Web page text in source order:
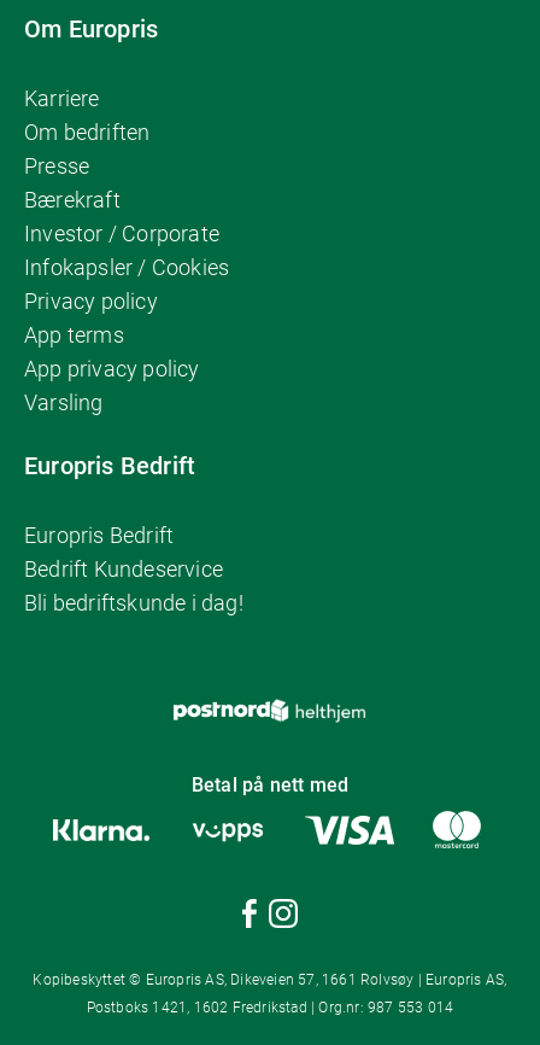
Om Europris
Karriere
Om bedriften
Presse
Bærekraft
Investor / Corporate
Infokapsler / Cookies
Privacy policy
App terms
App privacy policy
Varsling
Europris Bedrift
Europris Bedrift
Bedrift Kundeservice
Bli bedriftskunde i dag!
Betal på nett med
Kopibeskyttet © Europris AS, Dikeveien 57, 1661 Rolvsøy | Europris AS,
Postboks 1421, 1602 Fredrikstad | Org.nr: 987 553 014